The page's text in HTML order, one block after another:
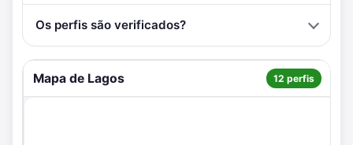
Os perfis são verificados?
Mapa de Lagos 12 perfis